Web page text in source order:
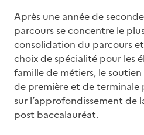
Après une année de
parcours se concentre le
consolidation du parcours
choix de spécialité pour les
famille de métiers, le
de première et de
sur l’approfondissement de
post baccalauréat.